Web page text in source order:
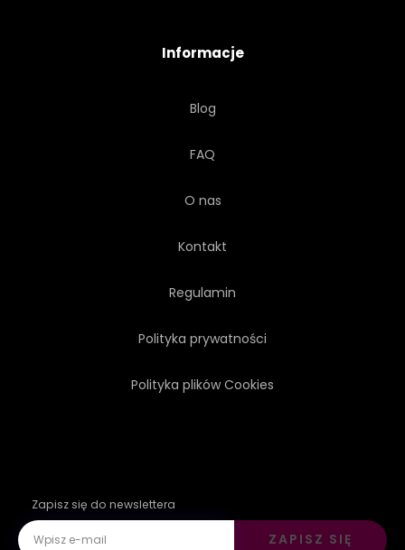
Informacje
Blog
FAQ
O nas
Kontakt
Regulamin
Polityka prywatności
Polityka plików Cookies
Zapisz się do newslettera
ZAPISZ SIĘ